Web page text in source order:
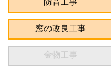
防音工事
窓の改良工事
金物工事